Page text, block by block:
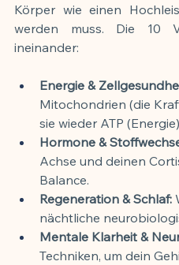
Körper wie einen
werden muss. Die 10
ineinander:
Energie &
Mitochondrien (die
sie wieder ATP
Hormone &
Achse und deinen
Balance.
Regeneration & Schlaf:
nächtliche
Mentale Klarheit &
Techniken, um dein